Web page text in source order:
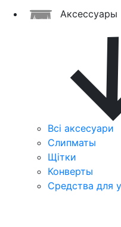
Аксессуары
Всі аксесуари
Слипматы
Щітки
Конверты
Средства для